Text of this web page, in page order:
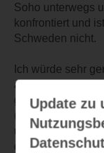
Soho unterwegs
konfrontiert und
Schweden nicht.
Ich würde sehr
auch mit 20 nach
genau in der
(Holloway Road).
und bin deshalb
das ganze auf
Update zu